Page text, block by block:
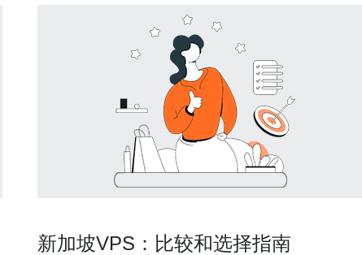
新加坡VPS：比较和选择指南